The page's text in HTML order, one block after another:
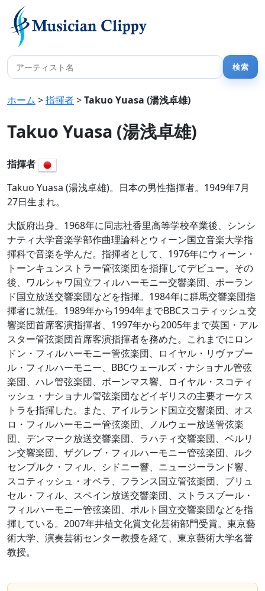
ホーム >指揮者>Takuo Yuasa (湯浅卓雄)
Takuo Yuasa (湯浅卓雄)
指揮者
Takuo Yuasa (湯浅卓雄)。日本の男性指揮者。1949年7月
27日生まれ。
大阪府出身。1968年に同志社香里高等学校卒業後、シンシ
ナティ大学音楽学部作曲理論科とウィーン国立音楽大学指
揮科で音楽を学んだ。指揮者として、1976年にウィーン・
トーンキュンストラー管弦楽団を指揮してデビュー。その
後、ワルシャワ国立フィルハーモニー交響楽団、ポーラン
ド国立放送交響楽団などを指揮。1984年に群馬交響楽団指
揮者に就任。1989年から1994年までBBCスコティッシュ交
響楽団首席客演指揮者、1997年から2005年まで英国・アル
スター管弦楽団首席客演指揮者を務めた。これまでにロン
ドン・フィルハーモニー管弦楽団、ロイヤル・リヴァプー
ル・フィルハーモニー、BBCウェールズ・ナショナル管弦
楽団、ハレ管弦楽団、ボーンマス響、ロイヤル・スコティ
ッシュ・ナショナル管弦楽団などイギリスの主要オーケス
トラを指揮した。また、アイルランド国立交響楽団、オス
ロ・フィルハーモニー管弦楽団、ノルウェー放送管弦楽
団、デンマーク放送交響楽団、ラハティ交響楽団、ベルリ
ン交響楽団、ザグレブ・フィルハーモニー管弦楽団、ルク
センブルク・フィル、シドニー響、ニュージーランド響、
スコティッシュ・オペラ、フランス国立管弦楽団、ブリュ
セル・フィル、スペイン放送交響楽団、ストラスブール・
フィルハーモニー管弦楽団、ポルト国立交響楽団などを指
揮している。2007年井植文化賞文化芸術部門受賞。東京藝
術大学、演奏芸術センター教授を経て、東京藝術大学名誉
教授。